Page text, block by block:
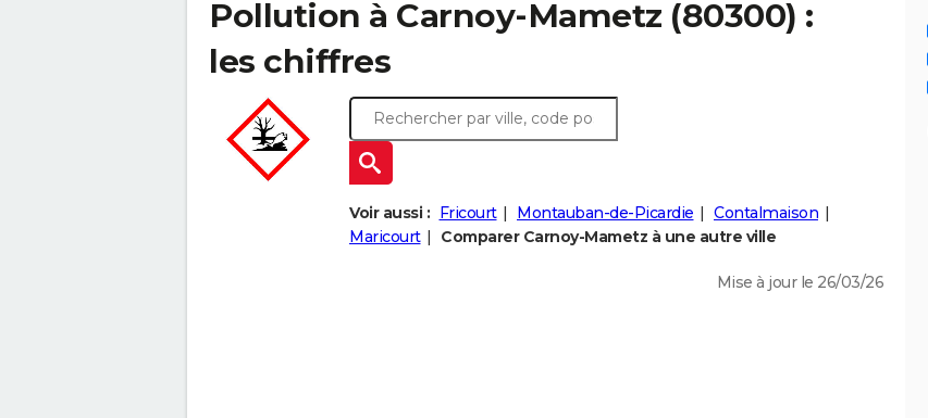
Pollution à Carnoy-Mametz (80300) :
les chiffres
Voir aussi : Fricourt Montauban-de-Picardie
Contalmaison
Maricourt
Comparer Carnoy-Mametz à une autre ville
Mise à jour le 26/03/26